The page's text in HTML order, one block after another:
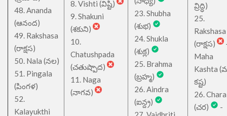
48. Ananda
(ఆనంద)
49. Rakshasa
(రాక్షస)
50. Nala (నల)
51. Pingala
(పింగళ)
52.
Kalayukthi
8. Vishti (విష్టి)
9. Shakuni
(శకుని)
10.
Chatushpada
(చతుష్పాద)
11. Naga
(నాగవ)
23. Shubha
(శుభ)
24. Shukla
(శుక్ల)
25. Brahma
(బ్రహ్మ)
26. Aindra
(ఐన్ద్ర)
వ్రిద్ధి)
25.
Rakshasa
(రాక్షస)
Maha
Kashta
కష్ట)
26. Chara
(చర)
-